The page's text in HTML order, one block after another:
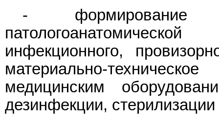
- формирование
инфекционного,
материально-
медицинским
дезинфекции,